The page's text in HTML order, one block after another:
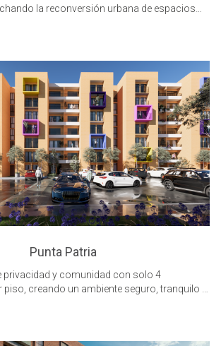
la reconversión urbana de espacios
la plaza juárez, alcalde mil se integra a la
único en su tipo que busca brindar
calidad, belleza arquitectónica y espacios
zona donde muchas personas diariamente
que hasta ahora no han tenido la
en un desarrollo integral cercano a su mundo
Punta Patria
privacidad y comunidad con solo 4
creando un ambiente seguro, tranquilo y